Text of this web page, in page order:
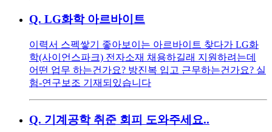
Q. LG화학 아르바이트
이력서 스펙쌓기 좋아보이는 아르바이트 찾다가 LG화
학(사이언스파크) 전자소재 채용하길래 지원하려는데
어떤 업무 하는건가요? 방진복 입고 근무하는건가요? 실
험-연구보조 기재되있습니다
Q. 기계공학 취준 회피 도와주세요..